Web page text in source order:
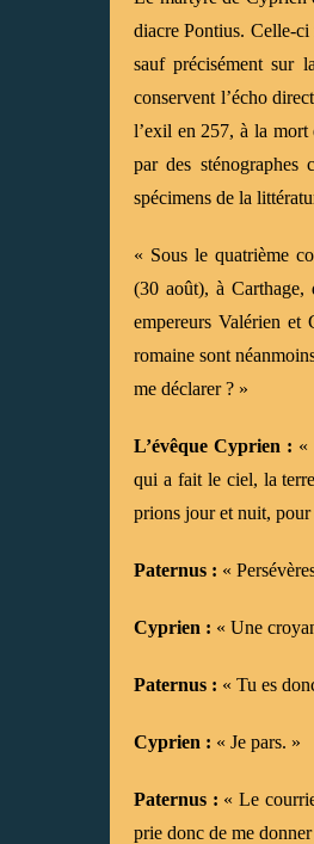
diacre Pontius. Celle-ci
sauf précisément sur
conservent l’écho
l’exil en 257, à la mort
par des
spécimens de la
« Sous le quatrième
(30 août), à Carthage,
empereurs Valérien
romaine sont
me déclarer ? »
L’évêque Cyprien : «
qui a fait le ciel, la
prions jour et nuit, pour
Paternus : «
Cyprien : « Une
Paternus : « Tu es
Cyprien : « Je pars. »
Paternus : « Le
prie donc de me